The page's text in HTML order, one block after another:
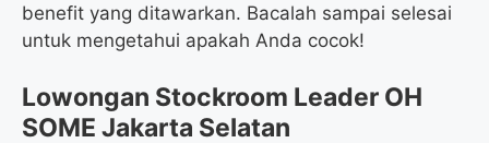
benefit yang ditawarkan. Bacalah sampai selesai
untuk mengetahui apakah Anda cocok!
Lowongan Stockroom Leader OH
SOME Jakarta Selatan